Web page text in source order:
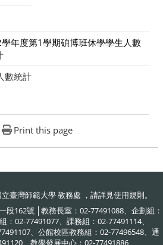
年度第1學期碩博班休學學生人數
數統計
Print this page
臺灣師範大學 教務處 ，請詳見使用規則。
段162號 │教務長室：02-77491088、企劃組：
：02-77491077、課務組：02-77491114、
、公館校區教務組：02-77496548、通
、教學發展中心：02-77491886、